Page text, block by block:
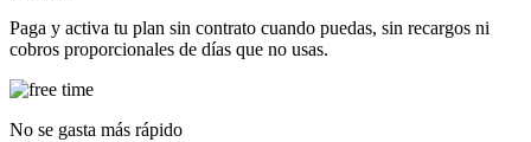
Paga y activa tu plan sin contrato cuando puedas, sin recargos ni
cobros proporcionales de días que no usas.
No se gasta más rápido